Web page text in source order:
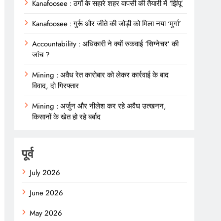
Kanafoosee : ठगों के सहारे शहर वापसी की तैयारी में ‘झिंपू’
Kanafoosee : गुर्रू और जीते की जोड़ी को मिला नया ‘मुर्गा’
Accountability : अधिकारी ने क्यों रुकवाई ‘सिग्नेचर’ की
जांच ?
Mining : अवैध रेत कारोबार को लेकर कार्रवाई के बाद
विवाद, दो गिरफ्तार
Mining : अर्जुन और नीलेश कर रहे अवैध उत्खनन,
किसानों के खेत हो रहे बर्बाद
पूर्व
July 2026
June 2026
May 2026